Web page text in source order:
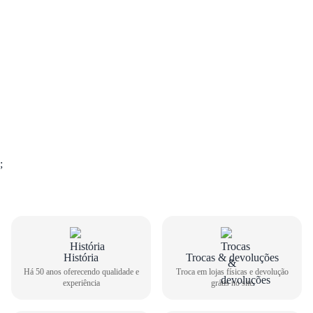
GUIA DE TAMANHOS
;
História
Há 50 anos oferecendo qualidade e
experiência
Trocas & devoluções
Troca em lojas físicas e devolução
grátis no site